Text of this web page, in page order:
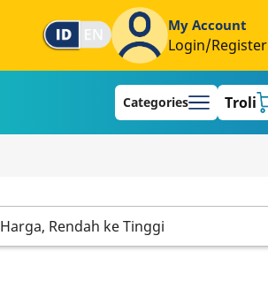
My Account
Login/Register
Categories Troli
Harga, Rendah ke Tinggi